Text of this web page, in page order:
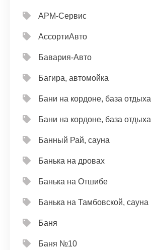
АРМ-Сервис
АссортиАвто
Бавария-Авто
Багира, автомойка
Бани на кордоне, база отдыха
Бани на кордоне, база отдыха
Банный Рай, сауна
Банька на дровах
Банька на Отшибе
Банька на Тамбовской, сауна
Баня
Баня №10